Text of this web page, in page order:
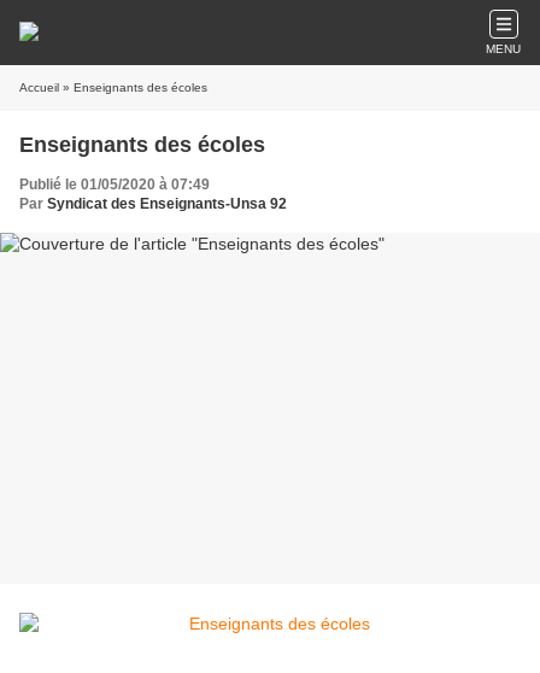
MENU
Accueil » Enseignants des écoles
Enseignants des écoles
Publié le 01/05/2020 à 07:49
Par Syndicat des Enseignants-Unsa 92